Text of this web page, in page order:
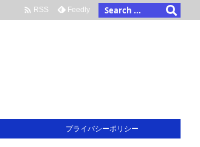
プライバシーポリシー
 RSS Feedly